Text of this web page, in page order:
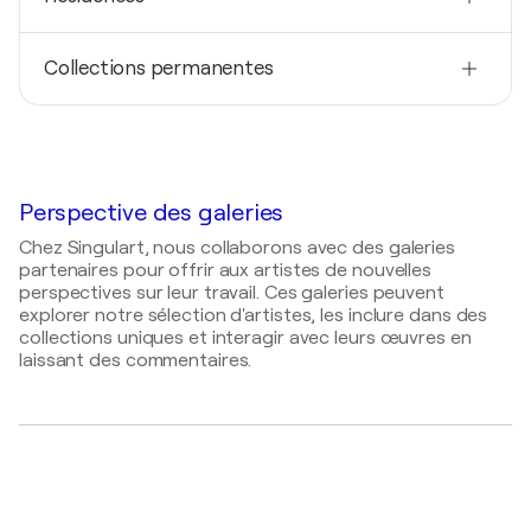
2020
Im Raum / Galerie Rotklee - Putbus/Rügen,
Allemagne
2018
Akteure des Gleichgewichtes / Galerie im Kloster -
Ribnitz-Damgarten, Allemagne
Wandbild Montessorischule Greifswald -
Marienkirche Anklam - Anklam, Allemagne
2011
Kirchplatz Tribsees - Tribsees, Allemagne
2010
Stadtbrunnen - Grimmen, Allemagne
Collections permanentes
Kunstsammlung des Landkreises VR, Allemagne
Perspective des galeries
Chez Singulart, nous collaborons avec des galeries
partenaires pour offrir aux artistes de nouvelles
perspectives sur leur travail. Ces galeries peuvent
explorer notre sélection d'artistes, les inclure dans des
collections uniques et interagir avec leurs œuvres en
laissant des commentaires.